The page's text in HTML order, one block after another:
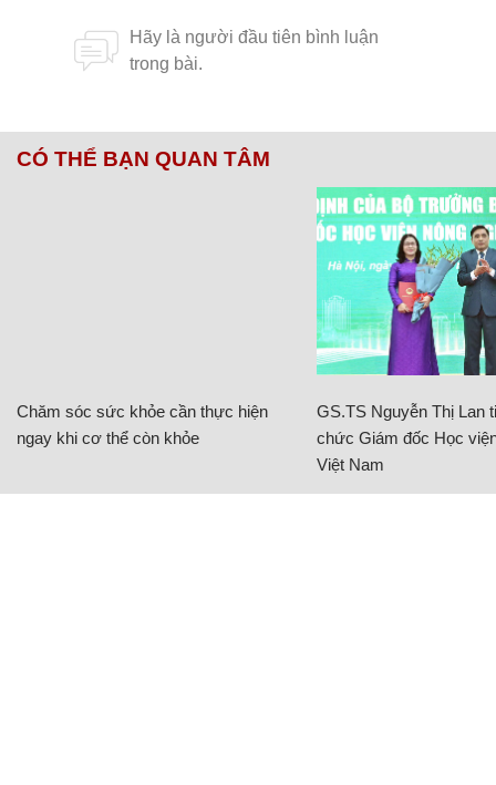
CÓ THỂ BẠN QUAN TÂM
Chăm sóc sức khỏe cần thực hiện
ngay khi cơ thể còn khỏe
GS.TS Nguyễn Thị Lan
chức Giám đốc Học
Việt Nam